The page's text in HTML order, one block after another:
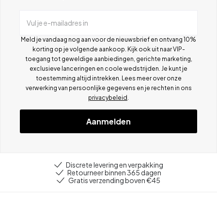
Vul je e-mailadres in
Meld je vandaag nog aan voor de nieuwsbrief en ontvang 10%
korting op je volgende aankoop. Kijk ook uit naar VIP-
toegang tot geweldige aanbiedingen, gerichte marketing,
exclusieve lanceringen en coole wedstrijden. Je kunt je
toestemming altijd intrekken. Lees meer over onze
verwerking van persoonlijke gegevens en je rechten in ons
privacybeleid
Aanmelden
Discrete levering en verpakking
Retourneer binnen 365 dagen
Gratis verzending boven €45